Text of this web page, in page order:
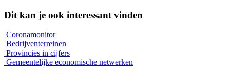
Dit kan je ook interessant vinden
Coronamonitor
Bedrijventerreinen
Provincies in cijfers
Gemeentelijke economische netwerken